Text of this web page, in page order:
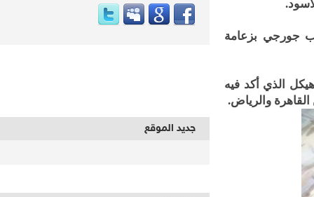
جورجي بزعامة
الذي أكد فيه
والرياض.
جديد الموقع